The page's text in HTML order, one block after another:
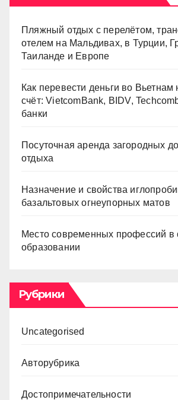
Пляжный отдых с перелётом,
отелем на Мальдивах, в Турции,
Таиланде и Европе
Как перевести деньги во Вьетнам
счёт: VietcomBank, BIDV,
банки
Посуточная аренда загородных
отдыха
Назначение и свойства
базальтовых огнеупорных матов
Место современных профессий в
образовании
Рубрики
Uncategorised
Авторубрика
Достопримечательности